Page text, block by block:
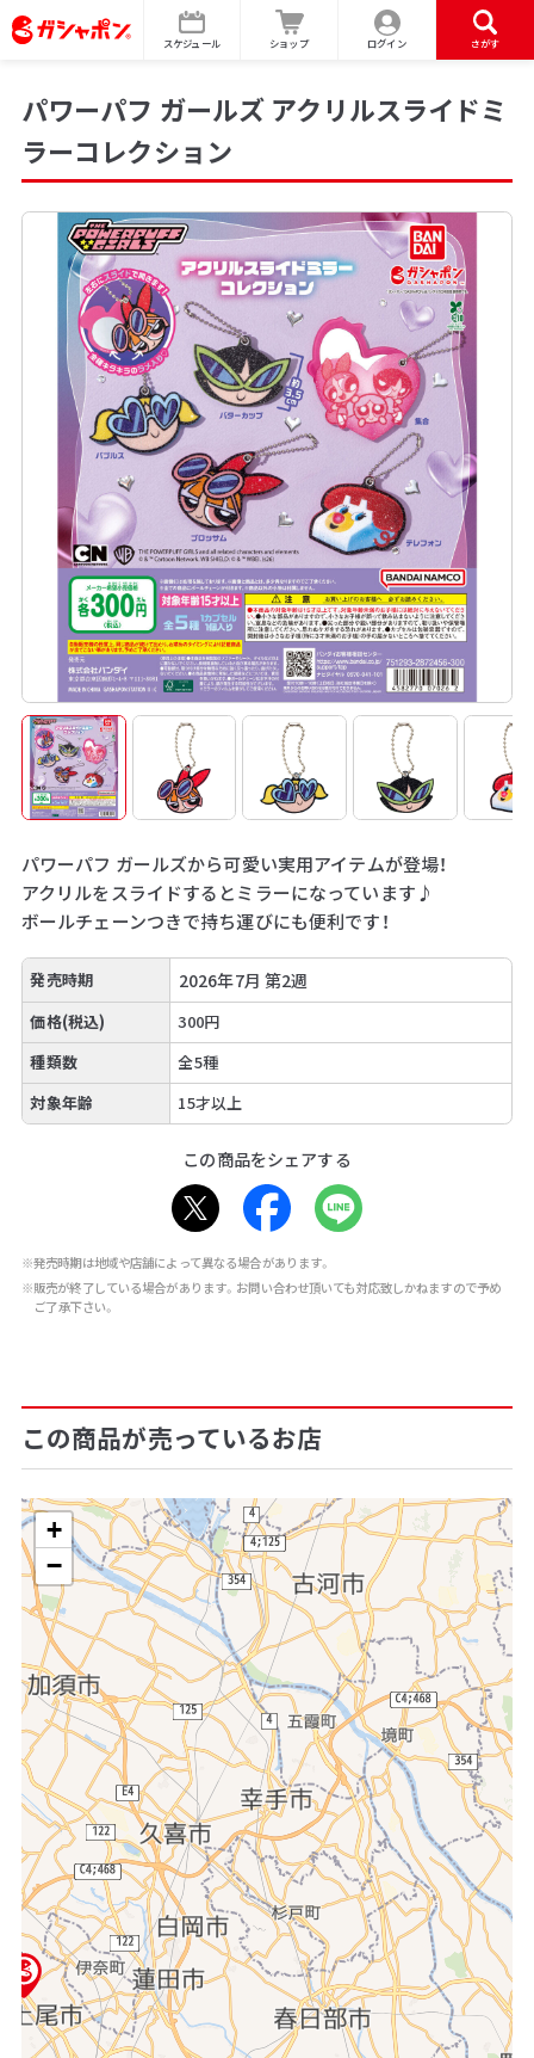
スケジュール ショップ ログイン さがす
パワーパフ ガールズ アクリルスライドミ
ラーコレクション
パワーパフ ガールズから可愛い実用アイテムが登場！
アクリルをスライドするとミラーになっています♪
ボールチェーンつきで持ち運びにも便利です！
発売時期 2026年7月 第2週
価格(税込)
300円
種類数
全5種
対象年齢
15才以上
この商品をシェアする
※発売時期は地域や店舗によって異なる場合があります。
※販売が終了している場合があります。お問い合わせ頂いても対応致しかねますので予め
ご了承下さい。
この商品が売っているお店
+
−